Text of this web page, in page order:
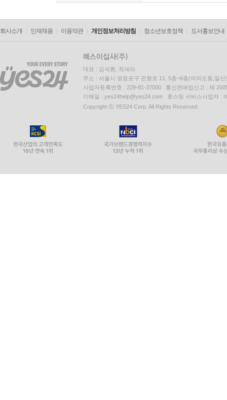
회사소개 인재채용 이용약관 개인정보처리방침 청소년보호정책 도서홍보안내
대표 : 김석환, 최세라
주소 : 서울시 영등포구 은행로 11, 5층~6층(여의도동,일신
사업자등록번호 : 229-81-37000 통신판매업신고 : 제
이메일 : yes24help@yes24.com 호스팅 서비스사업자 :
Copyright ⓒ YES24 Corp. All Rights Reserved.